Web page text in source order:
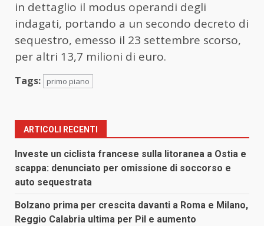
in dettaglio il modus operandi degli
indagati, portando a un secondo decreto di
sequestro, emesso il 23 settembre scorso,
per altri 13,7 milioni di euro.
Tags: primo piano
ARTICOLI RECENTI
Investe un ciclista francese sulla litoranea a Ostia e
scappa: denunciato per omissione di soccorso e
auto sequestrata
Bolzano prima per crescita davanti a Roma e Milano,
Reggio Calabria ultima per Pil e aumento